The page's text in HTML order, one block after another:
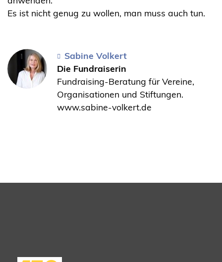
Es ist nicht genug zu wollen, man muss auch tun.
Sabine Volkert
Die Fundraiserin
Fundraising-Beratung für Vereine,
Organisationen und Stiftungen.
www.sabine-volkert.de